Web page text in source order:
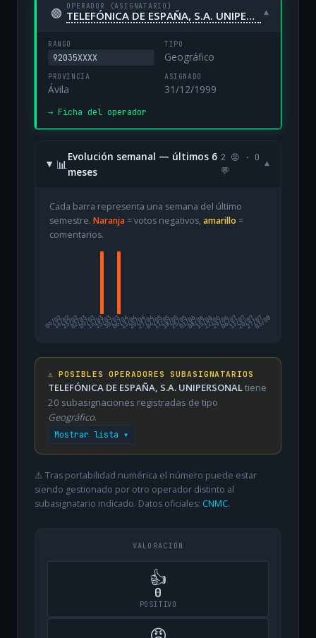
🟢 OPERADOR (ASIGNATARIO)
TELEFÓNICA DE ESPAÑA, S.A. UNIPERSONAL ▾
RANGO
92035XXXX
TIPO
Geográfico
PROVINCIA
Ávila
ASIGNADO
31/12/1999
→ Ficha del operador
📊
Evolución semanal — últimos 6
meses
2 😡 · 0
💬
▾
Cada barra representa una semana del último
semestre. Naranja= votos negativos, amarillo =
comentarios.
09/02
16/0223/0202/0309/0316/0323/0330/0306/0413/0420/0427/0404/0511/0518/0525/0501/0608/0615/0622/0629/0606/0713/0720/0727/07
03/08
⚠️ POSIBLES OPERADORES SUBASIGNATARIOS
TELEFÓNICA DE ESPAÑA, S.A. UNIPERSONALtiene
20 subasignaciones registradas de tipo
Geográfico.
Mostrar lista ▾
⚠️ Tras portabilidad numérica el número puede estar
siendo gestionado por otro operador distinto al
subasignatario indicado. Datos oficiales: CNMC.
VALORACIÓN
👍
0
POSITIVO